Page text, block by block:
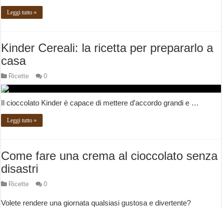
Leggi tutto »
Kinder Cereali: la ricetta per prepararlo a
casa
Ricette 0
Il cioccolato Kinder è capace di mettere d’accordo grandi e …
Leggi tutto »
Come fare una crema al cioccolato senza
disastri
Ricette 0
Volete rendere una giornata qualsiasi gustosa e divertente?